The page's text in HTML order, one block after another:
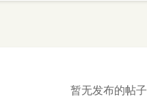
暂无发布的帖子